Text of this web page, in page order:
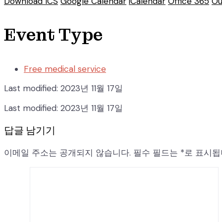
Event Type
Free medical service
Last modified: 2023년 11월 17일
Last modified: 2023년 11월 17일
답글 남기기
이메일 주소는 공개되지 않습니다. 필수 필드는 *로 표시